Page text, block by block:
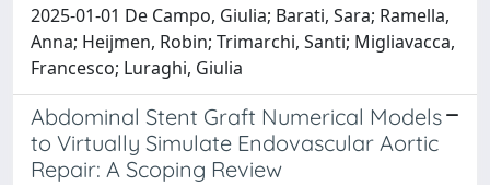
2025-01-01 De Campo, Giulia; Barati, Sara; Ramella,
Anna; Heijmen, Robin; Trimarchi, Santi; Migliavacca,
Francesco; Luraghi, Giulia
Abdominal Stent Graft Numerical Models
to Virtually Simulate Endovascular Aortic
Repair: A Scoping Review